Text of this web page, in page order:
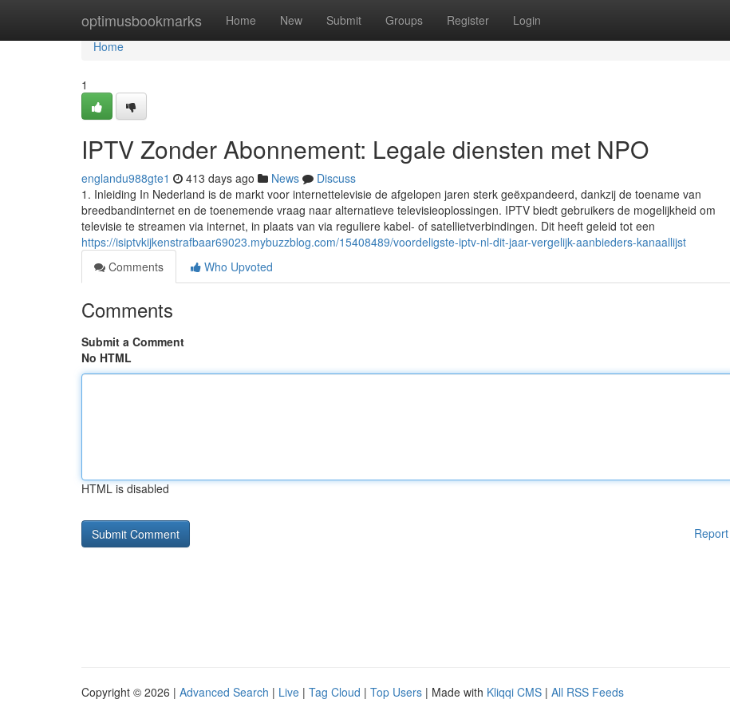
optimusbookmarks Home New Submit Groups Register Login
Home
Home
1
IPTV Zonder Abonnement: Legale diensten met NPO
englandu988gte1 413 days ago News
Discuss
1. Inleiding In Nederland is de markt voor internettelevisie de afgelopen jaren sterk geëxpandeerd, dankzij de toename van
breedbandinternet en de toenemende vraag naar alternatieve televisieoplossingen. IPTV biedt gebruikers de mogelijkheid om
televisie te streamen via internet, in plaats van via reguliere kabel- of satellietverbindingen. Dit heeft geleid tot een
https://isiptvkijkenstrafbaar69023.mybuzzblog.com/15408489/voordeligste-iptv-nl-dit-jaar-vergelijk-aanbieders-kanaallijst
Comments
Who Upvoted
Comments
Submit a Comment
No HTML
HTML is disabled
Copyright © 2026 | Advanced Search | Live | Tag Cloud | Top Users | Made with Kliqqi CMS | All RSS Feeds